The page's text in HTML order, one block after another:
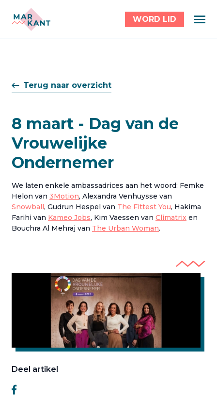
WORD LID
Terug naar overzicht
8 maart - Dag van de
Vrouwelijke
Ondernemer
We laten enkele ambassadrices aan het woord: Femke
Helon van 3Motion, Alexandra Venhuysse van
Snowball, Gudrun Hespel van The Fittest You, Hakima
Farihi van Kameo Jobs, Kim Vaessen van Climatrix en
Bouchra Al Mehraj van The Urban Woman.
Deel artikel